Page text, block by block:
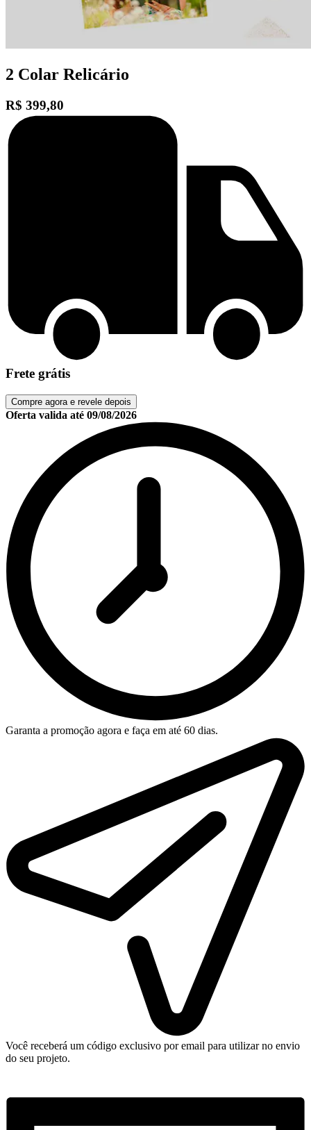
2 Colar Relicário
R$ 399,80
Frete grátis
Compre agora e revele depois
Oferta valida até 09/08/2026
Garanta a promoção agora e faça em até 60 dias.
Você receberá um código exclusivo por email para utilizar no envio
do seu projeto.